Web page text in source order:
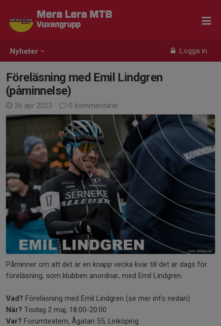
Nyheter Logga in
Mera Lera MTB
Vuxengrupp
Föreläsning med Emil Lindgren
(påminnelse)
26 apr 2023 0 kommentarer
Påminner om att det är en knapp vecka kvar till det är dags för
föreläsning, som klubben anordnar, med Emil Lindgren.
Vad? Föreläsning med Emil Lindgren (se mer info nedan)
När? Tisdag 2 maj, 18:00-20:00
Var? Forumteatern, Ågatan 55, Linköping